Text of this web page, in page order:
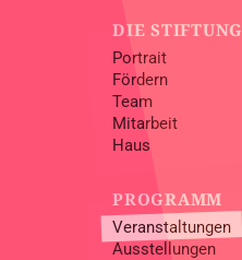
DIE STIFTUNG
Portrait
Fördern
Team
Mitarbeit
Haus
PROGRAMM
Veranstaltungen
Ausstellungen